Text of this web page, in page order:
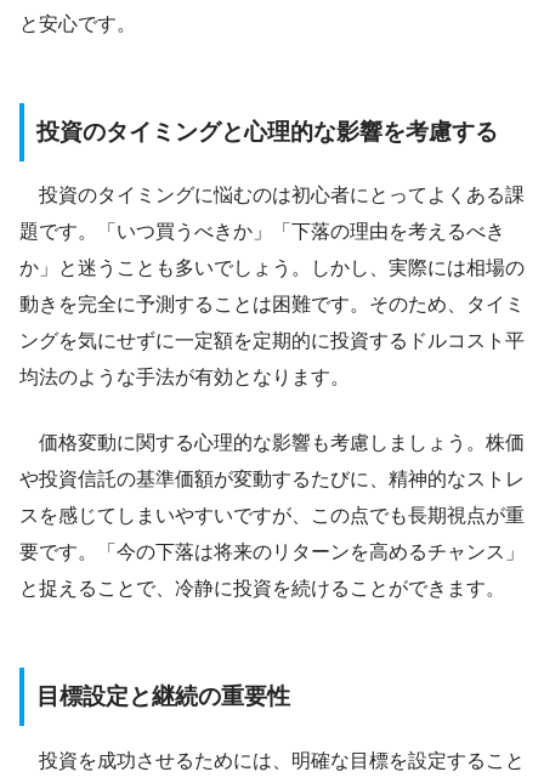
と安心です。
投資のタイミングと心理的な影響を考慮する
投資のタイミングに悩むのは初心者にとってよくある課
題です。「いつ買うべきか」「下落の理由を考えるべき
か」と迷うことも多いでしょう。しかし、実際には相場の
動きを完全に予測することは困難です。そのため、タイミ
ングを気にせずに一定額を定期的に投資するドルコスト平
均法のような手法が有効となります。
価格変動に関する心理的な影響も考慮しましょう。株価
や投資信託の基準価額が変動するたびに、精神的なストレ
スを感じてしまいやすいですが、この点でも長期視点が重
要です。「今の下落は将来のリターンを高めるチャンス」
と捉えることで、冷静に投資を続けることができます。
目標設定と継続の重要性
投資を成功させるためには、明確な目標を設定すること